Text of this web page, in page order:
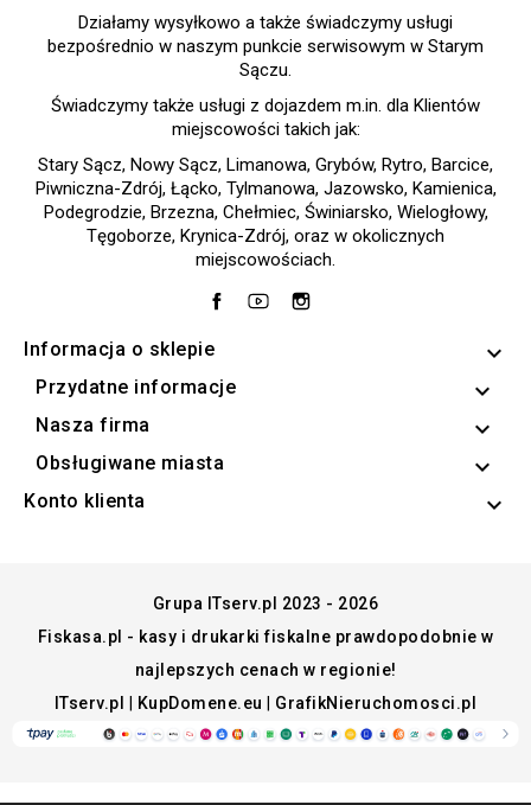
Działamy wysyłkowo a także świadczymy usługi
bezpośrednio w naszym punkcie serwisowym w Starym
Sączu.
Świadczymy także usługi z dojazdem m.in. dla Klientów
miejscowości takich jak:
Stary Sącz, Nowy Sącz, Limanowa, Grybów, Rytro, Barcice,
Piwniczna-Zdrój, Łącko, Tylmanowa, Jazowsko, Kamienica,
Podegrodzie, Brzezna, Chełmiec, Świniarsko, Wielogłowy,
Tęgoborze, Krynica-Zdrój, oraz w okolicznych
miejscowościach.
FacebookYouTube
Informacja o sklepie keyboard_arrow_down
Przydatne informacje 
Nasza firma 
Obsługiwane miasta 
Konto klienta 
Grupa ITserv.pl 2023 - 2026
Fiskasa.pl - kasy i drukarki fiskalne prawdopodobnie w
najlepszych cenach w regionie!
ITserv.pl
KupDomene.eu GrafikNieruchomosci.pl